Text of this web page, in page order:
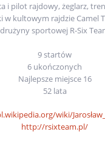
i pilot rajdowy, żeglarz,
w kultowym rajdzie Camel
drużyny sportowej R-Six
9 startów
6 ukończonych
Najlepsze miejsce 16
52 lata
wiki/
http://rsixteam.pl/